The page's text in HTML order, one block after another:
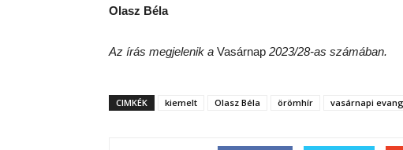
Olasz Béla
Az írás megjelenik a Vasárnap 2023/28-as számában.
CIMKÉK kiemelt Olasz Béla örömhír vasárnapi